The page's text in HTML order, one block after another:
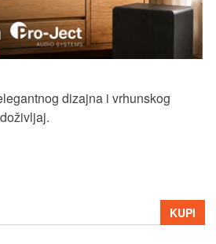
dizajna i vrhunskog
KUPI